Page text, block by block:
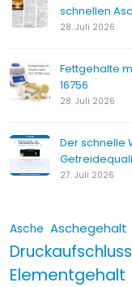
schnellen
28. Juli 2026
Fettgehalte
16756
28. Juli 2026
Der schnelle
27. Juli 2026
Asche Aschegehalt
Druckaufschluss
Elementgehalt